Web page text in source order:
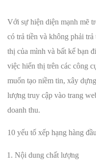
Với sự hiện diện mạnh mẽ
có trả tiền và không phải
thị của mình và bất kể bạn
việc hiển thị trên các công
muốn tạo niềm tin, xây
lượng truy cập vào trang
doanh thu.
10 yếu tố xếp hạng hàng
Nội dung chất lượng